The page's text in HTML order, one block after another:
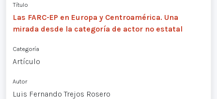
Título
Las FARC-EP en Europa y Centroamérica. Una
mirada desde la categoría de actor no estatal
Categoría
Artículo
Autor
Luis Fernando Trejos Rosero